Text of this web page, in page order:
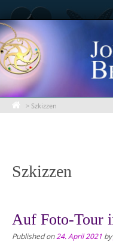
Skip
to
content
> Szkizzen
Szkizzen
Auf Foto-Tour
Published on24. April 2021 by